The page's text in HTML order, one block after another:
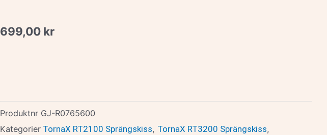
699,00 kr
Produktnr GJ-R0765600
Kategorier TornaX RT2100 Sprängskiss, TornaX RT3200 Sprängskiss,